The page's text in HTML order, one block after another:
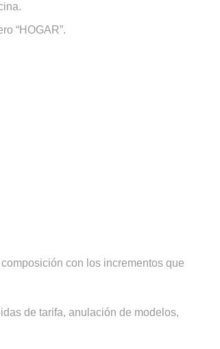
“HOGAR”.
con los incrementos que
de tarifa, anulación de modelos,